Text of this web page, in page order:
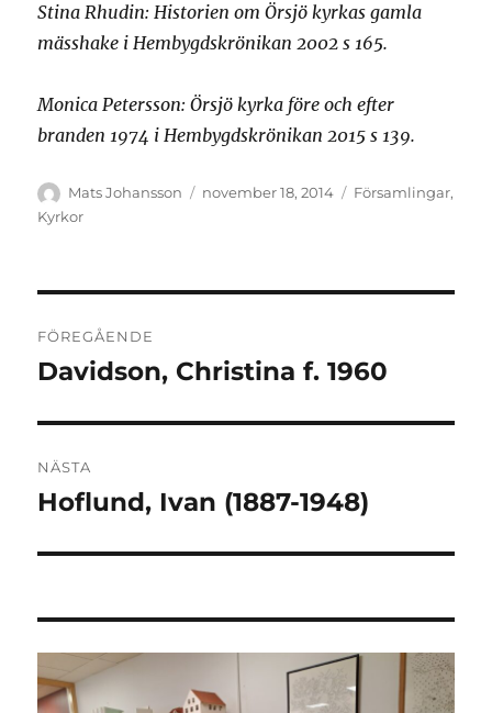
Stina Rhudin: Historien om Örsjö kyrkas gamla
mässhake i Hembygdskrönikan 2002 s 165.
Monica Petersson: Örsjö kyrka före och efter
branden 1974 i Hembygdskrönikan 2015 s 139.
Författare
Mats Johansson
Publicerat
november 18, 2014 Kategorier
Församlingar,
Kyrkor
FÖREGÅENDE
Föregående
Davidson, Christina f. 1960
NÄSTA
Nästa
Hoflund, Ivan (1887-1948)